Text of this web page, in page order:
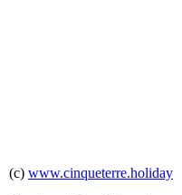
(c) www.cinqueterre.holiday